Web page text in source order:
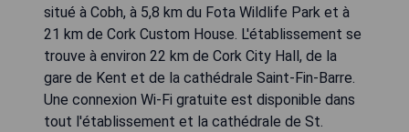
situé à Cobh, à 5,8 km du Fota Wildlife Park et à
21 km de Cork Custom House. L'établissement se
trouve à environ 22 km de Cork City Hall, de la
gare de Kent et de la cathédrale Saint-Fin-Barre.
Une connexion Wi-Fi gratuite est disponible dans
tout l'établissement et la cathédrale de St.